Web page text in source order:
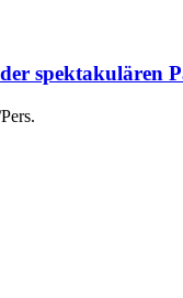
spektakulären